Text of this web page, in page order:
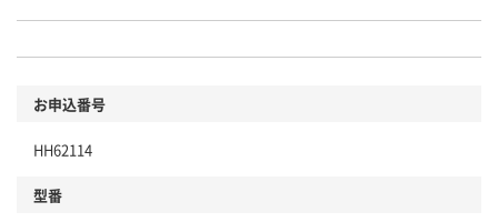
お申込番号
HH62114
型番